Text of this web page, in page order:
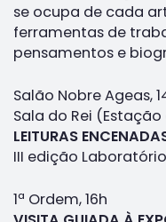
se ocupa de cada
ferramentas de
pensamentos e
Salão Nobre Ageas,
Sala do Rei (Estação
LEITURAS
III edição
1ª Ordem, 16h